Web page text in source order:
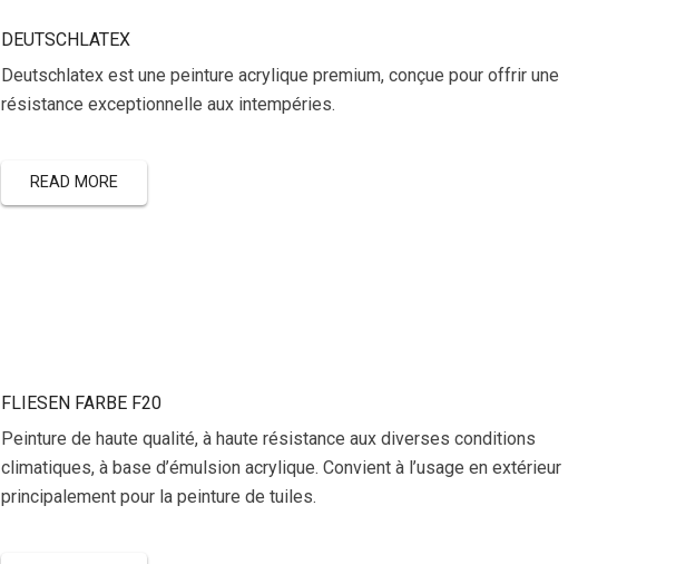
DEUTSCHLATEX
Deutschlatex est une peinture acrylique premium, conçue pour offrir une
résistance exceptionnelle aux intempéries.
READ MORE
FLIESEN FARBE F20
Peinture de haute qualité, à haute résistance aux diverses conditions
climatiques, à base d’émulsion acrylique. Convient à l’usage en extérieur
principalement pour la peinture de tuiles.